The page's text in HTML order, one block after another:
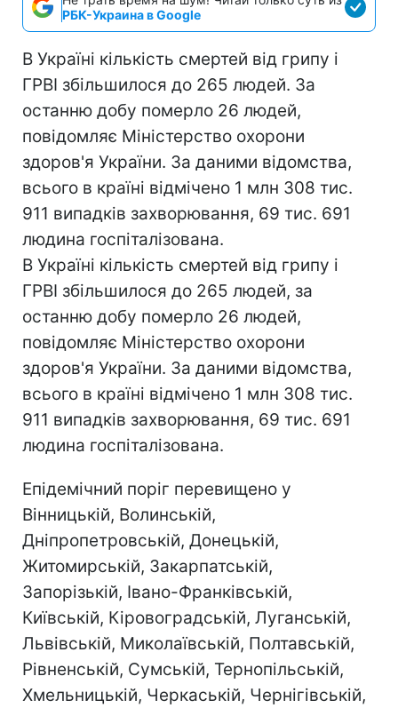
РБК-Украина в Google
В Україні кількість смертей від грипу і
ГРВІ збільшилося до 265 людей. За
останню добу померло 26 людей,
повідомляє Міністерство охорони
здоров'я України. За даними відомства,
всього в країні відмічено 1 млн 308 тис.
911 випадків захворювання, 69 тис. 691
людина госпіталізована.
В Україні кількість смертей від грипу і
ГРВІ збільшилося до 265 людей, за
останню добу померло 26 людей,
повідомляє Міністерство охорони
здоров'я України. За даними відомства,
всього в країні відмічено 1 млн 308 тис.
911 випадків захворювання, 69 тис. 691
людина госпіталізована.
Епідемічний поріг перевищено у
Вінницькій, Волинській,
Дніпропетровській, Донецькій,
Житомирській, Закарпатській,
Запорізькій, Івано-Франківській,
Київській, Кіровоградській, Луганській,
Львівській, Миколаївській, Полтавській,
Рівненській, Сумській, Тернопільській,
Хмельницькій, Черкаській, Чернігівській,